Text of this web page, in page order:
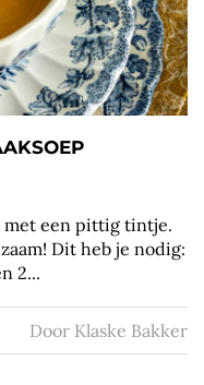
met een pittig tintje.
Dit heb je nodig:
2...
Door Klaske Bakker